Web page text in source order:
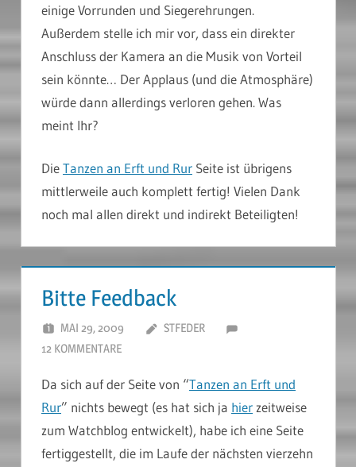
einige Vorrunden und Siegerehrungen.
Außerdem stelle ich mir vor, dass ein direkter
Anschluss der Kamera an die Musik von Vorteil
sein könnte… Der Applaus (und die Atmosphäre)
würde dann allerdings verloren gehen. Was
meint Ihr?
DieTanzen an Erft und Rur Seite ist übrigens
mittlerweile auch komplett fertig! Vielen Dank
noch mal allen direkt und indirekt Beteiligten!
Bitte Feedback
MAI 29, 2009
STFEDER
12 KOMMENTARE
Da sich auf der Seite von “Tanzen an Erft und
Rur” nichts bewegt (es hat sich ja hierzeitweise
zum Watchblog entwickelt), habe ich eine Seite
fertiggestellt, die im Laufe der nächsten vierzehn